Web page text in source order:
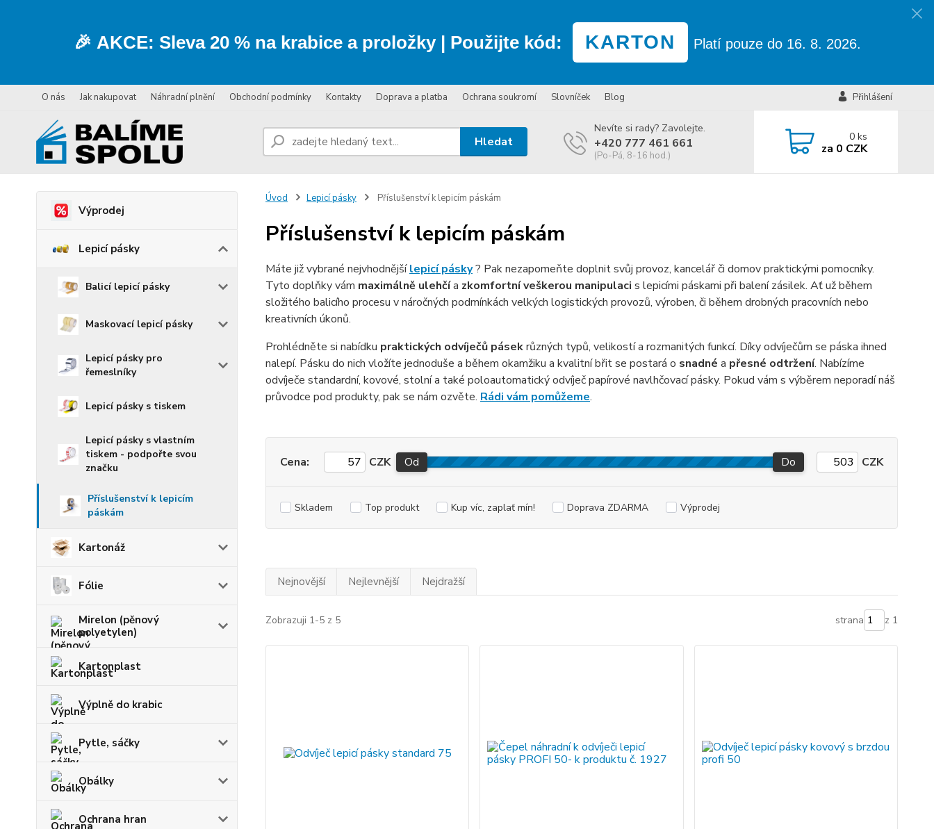
🎉 AKCE: Sleva 20 % na krabice a proložky| Použijte kód: KARTON Platí pouze do 16. 8. 2026.
O nás Jak nakupovat Náhradní plnění Obchodní podmínky Kontakty Doprava a platba Ochrana soukromí Slovníček Blog Přihlášení
Hledat
Nevíte si rady? Zavolejte.
+420 777 461 661
(Po-Pá, 8-16 hod.)
0 ks
za 0 CZK
Výprodej
Lepicí pásky
Balicí lepicí pásky
Maskovací lepicí pásky
Lepicí pásky pro
řemeslníky
Lepicí pásky s tiskem
Lepicí pásky s vlastním
tiskem - podpořte svou
značku
Příslušenství k lepicím
páskám
Kartonáž
Fólie
Mirelon (pěnový
polyetylen)
Kartonplast
Výplně do krabic
Pytle, sáčky
Obálky
Ochrana hran
Úvod Lepicí pásky Příslušenství k lepicím páskám
Příslušenství k lepicím páskám
Máte již vybrané nejvhodnějšílepicí pásky? Pak nezapomeňte doplnit svůj provoz, kancelář či domov praktickými pomocníky.
Tyto doplňky vám maximálně ulehčía zkomfortní veškerou manipulaci s lepicími páskami při balení zásilek. Ať už během
složitého balicího procesu v náročných podmínkách velkých logistických provozů, výroben, či během drobných pracovních nebo
kreativních úkonů.
Prohlédněte si nabídku praktických odvíječů pásekrůzných typů, velikostí a rozmanitých funkcí. Díky odvíječům se páska ihned
nalepí. Pásku do nich vložíte jednoduše a během okamžiku a kvalitní břit se postará o snadné a přesné odtržení. Nabízíme
odvíječe standardní, kovové, stolní a také poloautomatický odvíječ papírové navlhčovací pásky. Pokud vám s výběrem neporadí náš
průvodce pod produkty, pak se nám ozvěte. Rádi vám pomůžeme.
Cena: CZK Od Do CZK
Skladem Top produkt Kup víc, zaplať mín! Doprava ZDARMA Výprodej
Nejnovější Nejlevnější Nejdražší
Zobrazuji 1-5 z 5 strana z 1